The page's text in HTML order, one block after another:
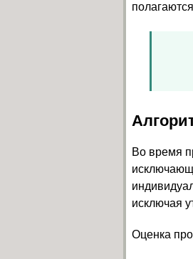
Во время
исключая
Оценка